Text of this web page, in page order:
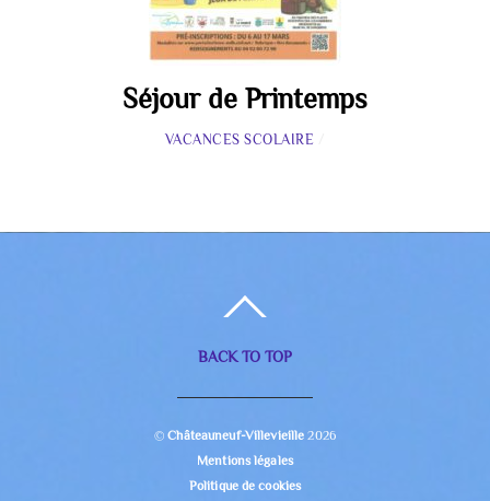
Séjour de Printemps
VACANCES SCOLAIRE
BACK TO TOP
©Châteauneuf-Villevieille 2026
Mentions légales
Politique de cookies